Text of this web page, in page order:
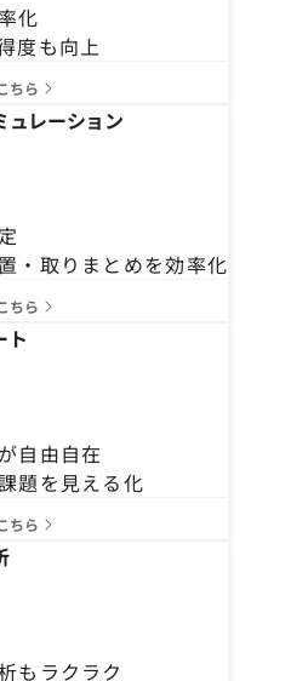
化
度も向上
ちら
ュレーション
・取りまとめを効率化
ちら
ト
自由自在
題を見える化
ちら
もラクラク